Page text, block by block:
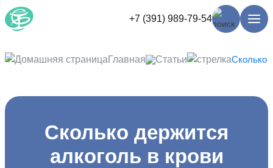
+7 (391) 989-79-54
Главная Статьи Сколько
Сколько держится
алкоголь в крови